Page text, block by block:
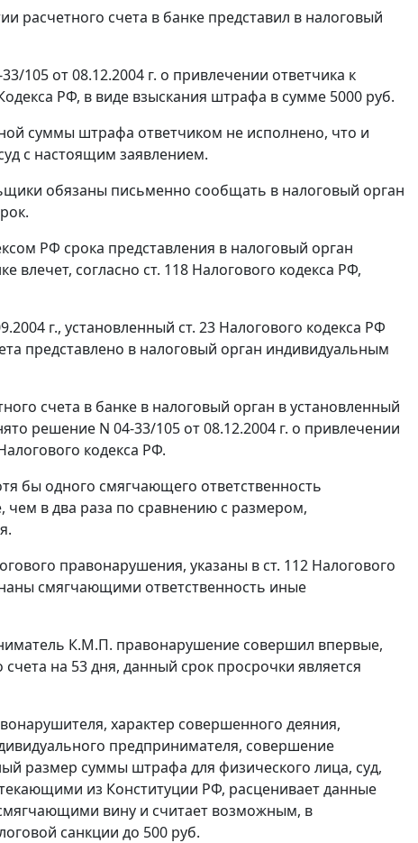
счета в банке представил в налоговый
105 от 08.12.2004 г. о привлечении ответчика к
РФ, в виде взыскания штрафа в сумме 5000 руб.
суммы штрафа ответчиком не исполнено, что и
с настоящим заявлением.
обязаны письменно сообщать в налоговый орган
РФ срока представления в налоговый орган
влечет, согласно ст. 118 Налогового кодекса РФ,
г., установленный ст. 23 Налогового кодекса РФ
представлено в налоговый орган индивидуальным
счета в банке в налоговый орган в установленный
решение N 04-33/105 от 08.12.2004 г. о привлечении
кодекса РФ.
бы одного смягчающего ответственность
в два раза по сравнению с размером,
правонарушения, указаны в ст. 112 Налогового
смягчающими ответственность иные
К.М.П. правонарушение совершил впервые,
на 53 дня, данный срок просрочки является
характер совершенного деяния,
предпринимателя, совершение
размер суммы штрафа для физического лица, суд,
из Конституции РФ, расценивает данные
вину и считает возможным, в
санкции до 500 руб.